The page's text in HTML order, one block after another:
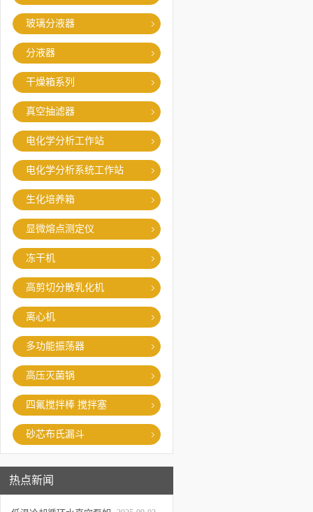
玻璃分液器
分液器
干燥箱系列
真空抽滤器
电化学分析工作站
电化学分析系统工作站
生化培养箱
显微熔点测定仪
冻干机
高剪切分散乳化机
离心机
多功能振荡器
高压灭菌锅
四氟搅拌棒 搅拌塞
砂芯布氏漏斗
热点新闻